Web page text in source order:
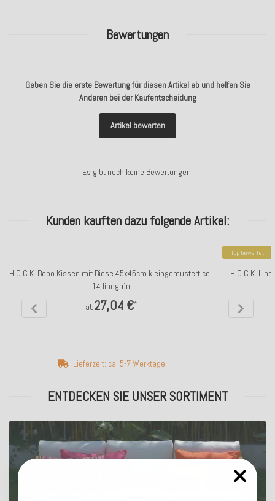
Bewertungen
Geben Sie die erste Bewertung für diesen Artikel ab und helfen Sie
Anderen bei der Kaufentscheidung
Artikel bewerten
Es gibt noch keine Bewertungen.
Kunden kauften dazu folgende Artikel:
H.O.C.K. Bobo Kissen mit Biese 45x45cm kleingemustert col.
14 lindgrün
ab27,04 €*
Lieferzeit: ca. 5-7 Werktage
Top bewertet
H.O.C.K.
ENTDECKEN SIE UNSER SORTIMENT